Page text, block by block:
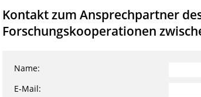
Kontakt zum Ansprechpartner
Forschungskooperationen
Name:
E-Mail: